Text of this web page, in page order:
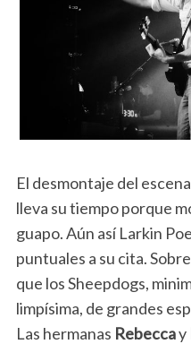
El desmontaje del
lleva su tiempo porque
guapo. Aún así Larkin
puntuales a su cita.
que los Sheepdogs,
limpísima, de grandes
Las hermanas Rebeccay